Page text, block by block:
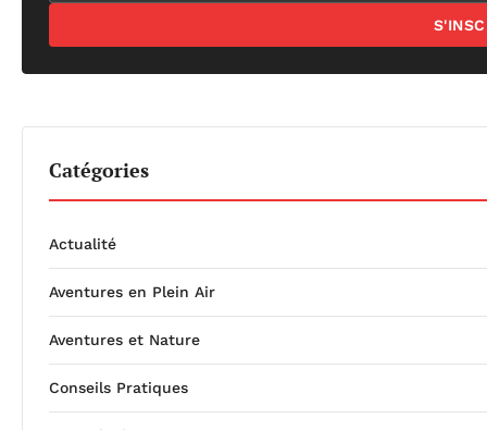
Catégories
Actualité
Aventures en Plein Air
Aventures et Nature
Conseils Pratiques